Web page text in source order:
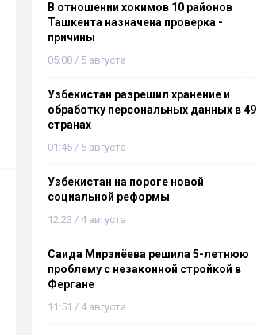
В отношении хокимов 10 районов
Ташкента назначена проверка -
причины
05:08 / 5 августа
Узбекистан разрешил хранение и
обработку персональных данных в 49
странах
01:45 / 5 августа
Узбекистан на пороге новой
социальной реформы
12:23 / 4 августа
Саида Мирзиёева решила 5-летнюю
проблему с незаконной стройкой в
Фергане
11:51 / 4 августа